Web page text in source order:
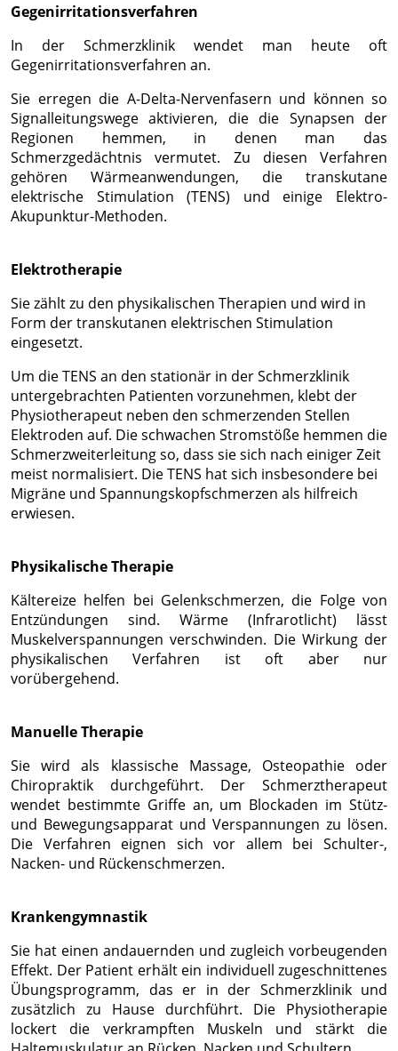
Gegenirritationsverfahren
In der Schmerzklinik wendet man heute oft
Gegenirritationsverfahren an.
Sie erregen die A-Delta-Nervenfasern und können so
Signalleitungswege aktivieren, die die Synapsen der
Regionen hemmen, in denen man das
Schmerzgedächtnis vermutet. Zu diesen Verfahren
gehören Wärmeanwendungen, die transkutane
elektrische Stimulation (TENS) und einige Elektro-
Akupunktur-Methoden.
Elektrotherapie
Sie zählt zu den physikalischen Therapien und wird in
Form der transkutanen elektrischen Stimulation
eingesetzt.
Um die TENS an den stationär in der Schmerzklinik
untergebrachten Patienten vorzunehmen, klebt der
Physiotherapeut neben den schmerzenden Stellen
Elektroden auf. Die schwachen Stromstöße hemmen die
Schmerzweiterleitung so, dass sie sich nach einiger Zeit
meist normalisiert. Die TENS hat sich insbesondere bei
Migräne und Spannungskopfschmerzen als hilfreich
erwiesen.
Physikalische Therapie
Kältereize helfen bei Gelenkschmerzen, die Folge von
Entzündungen sind. Wärme (Infrarotlicht) lässt
Muskelverspannungen verschwinden. Die Wirkung der
physikalischen Verfahren ist oft aber nur
vorübergehend.
Manuelle Therapie
Sie wird als klassische Massage, Osteopathie oder
Chiropraktik durchgeführt. Der Schmerztherapeut
wendet bestimmte Griffe an, um Blockaden im Stütz-
und Bewegungsapparat und Verspannungen zu lösen.
Die Verfahren eignen sich vor allem bei Schulter-,
Nacken- und Rückenschmerzen.
Krankengymnastik
Sie hat einen andauernden und zugleich vorbeugenden
Effekt. Der Patient erhält ein individuell zugeschnittenes
Übungsprogramm, das er in der Schmerzklinik und
zusätzlich zu Hause durchführt. Die Physiotherapie
lockert die verkrampften Muskeln und stärkt die